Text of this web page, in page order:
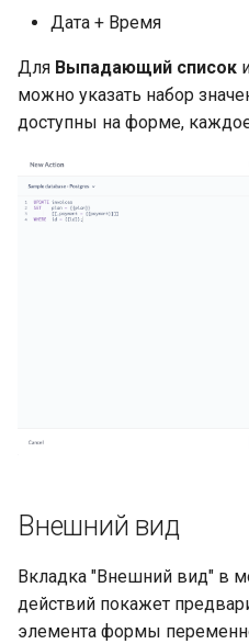
Дата + Время
Для Выпадающий список
можно указать набор
доступны на форме,
Внешний вид
Вкладка "Внешний вид" в
действий покажет
элемента формы